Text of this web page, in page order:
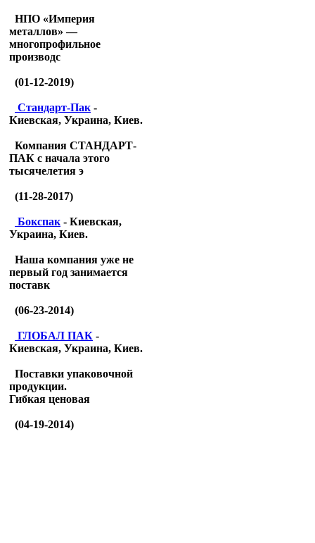
НПО «Империя
металлов» —
многопрофильное
производс
(01-12-2019)
Стандарт-Пак -
Киевская, Украина, Киев.
Компания СТАНДАРТ-
ПАК с начала этого
тысячелетия э
(11-28-2017)
Бокспак - Киевская,
Украина, Киев.
Наша компания уже не
первый год занимается
поставк
(06-23-2014)
ГЛОБАЛ ПАК -
Киевская, Украина, Киев.
Поставки упаковочной
продукции.
Гибкая ценовая
(04-19-2014)